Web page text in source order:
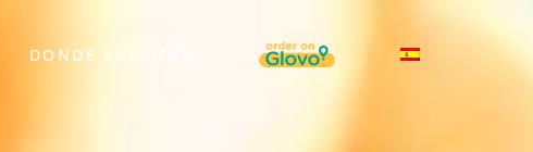
DONDE ESTAMOS MENU ITEM